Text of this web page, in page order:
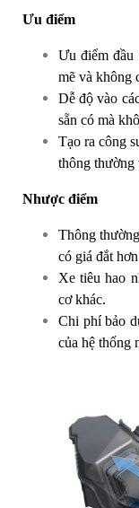
Ưu điểm
Ưu điểm đầu
mẽ và không
Dễ độ vào
sẵn có mà
Tạo ra công
thông thường
Nhược điểm
Thông
có giá đắt
Xe tiêu hao
cơ khác.
Chi phí bảo
của hệ thống